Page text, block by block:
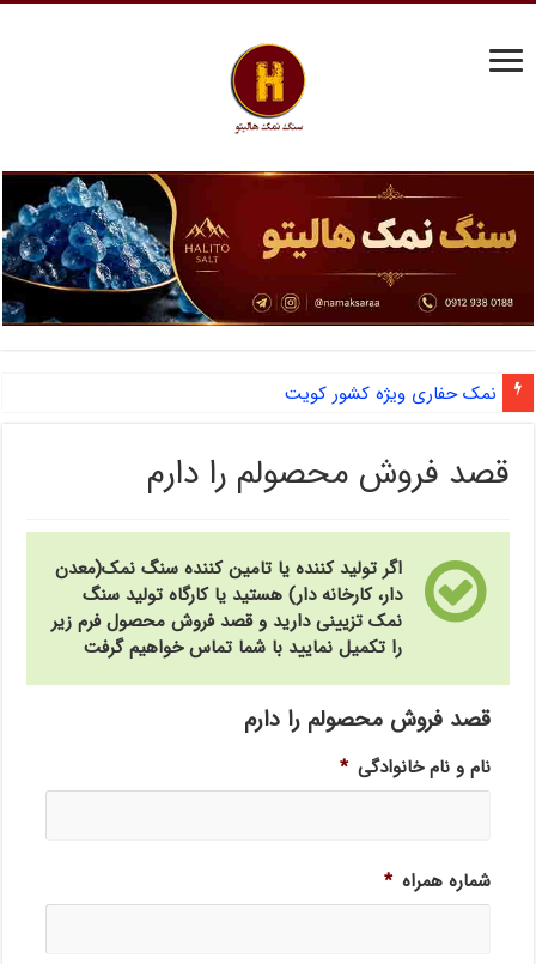
نمک حفاری ویژه کشور کویت
قصد فروش محصولم را دارم
اگر تولید کننده یا تامین کننده سنگ نمک(معدن
دار، کارخانه دار) هستید یا کارگاه تولید سنگ
نمک تزیینی دارید و قصد فروش محصول فرم زیر
را تکمیل نمایید با شما تماس خواهیم گرفت
قصد فروش محصولم را دارم
نام و نام خانوادگی *
شماره همراه *